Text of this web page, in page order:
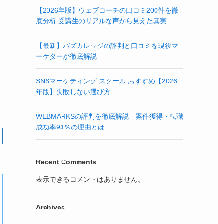
【2026年版】ウェブコーチの口コミ200件を徹
底分析 受講生のリアルな声から見えた真実
【最新】バズカレッジの評判と口コミを現役マ
ーケターが徹底解説
SNSマーケティング スクール おすすめ【2026
年版】失敗しない選び方
WEBMARKSの評判を徹底解説 案件獲得・転職
成功率93％の理由とは
Recent Comments
表示できるコメントはありません。
Archives